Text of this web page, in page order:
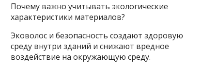
Почему важно учитывать экологические
характеристики материалов?
Эковолос и безопасность создают здоровую
среду внутри зданий и снижают вредное
воздействие на окружающую среду.